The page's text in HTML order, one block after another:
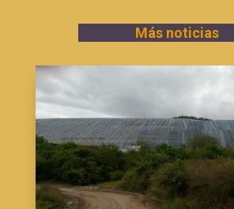
Más noticias